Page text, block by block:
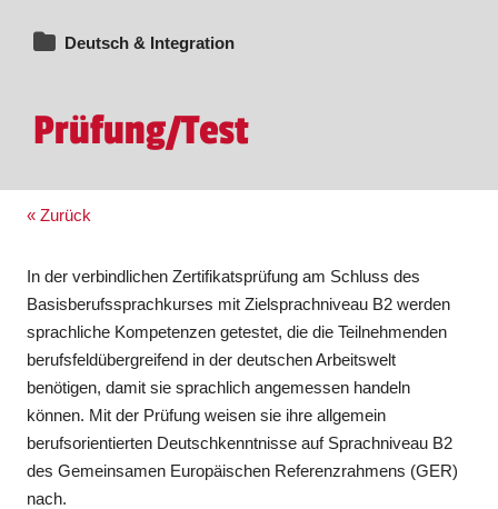
Deutsch & Integration
Prüfung/Test
« Zurück
In der verbindlichen Zertifikatsprüfung am Schluss des
Basisberufssprachkurses mit Zielsprachniveau B2 werden
sprachliche Kompetenzen getestet, die die Teilnehmenden
berufsfeldübergreifend in der deutschen Arbeitswelt
benötigen, damit sie sprachlich angemessen handeln
können. Mit der Prüfung weisen sie ihre allgemein
berufsorientierten Deutschkenntnisse auf Sprachniveau B2
des Gemeinsamen Europäischen Referenzrahmens (GER)
nach.